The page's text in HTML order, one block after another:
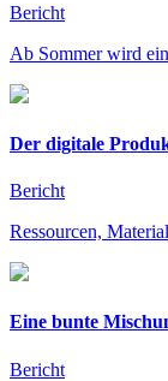
Bericht
Ab Sommer wird
Der digitale
Bericht
Ressourcen,
Eine bunte
Bericht